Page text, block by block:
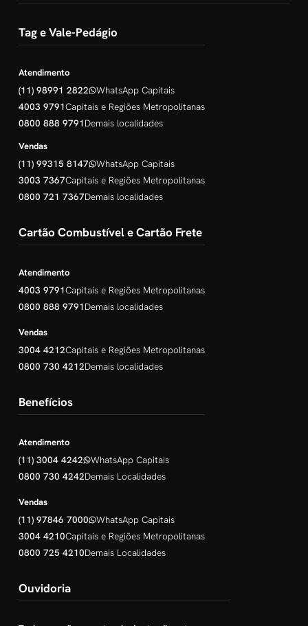
Tag e Vale-Pedágio
Atendimento
(11) 98991 2822
WhatsApp Capitais
4003 9791Capitais e Regiões Metropolitanas
0800 888 9791Demais localidades
Vendas
(11) 99315 8147
WhatsApp Capitais
3003 7367Capitais e Regiões Metropolitanas
0800 721 7367Demais localidades
Cartão Combustível e Cartão Frete
Atendimento
4003 9791Capitais e Regiões Metropolitanas
0800 888 9791Demais localidades
Vendas
3004 4212Capitais e Regiões Metropolitanas
0800 730 4212Demais localidades
Benefícios
Atendimento
(11) 3004 4242
WhatsApp Capitais
0800 730 4242Demais Localidades
Vendas
(11) 97846 7000
WhatsApp Capitais
3004 4210Capitais e Regiões Metropolitanas
0800 725 4210Demais Localidades
Ouvidoria